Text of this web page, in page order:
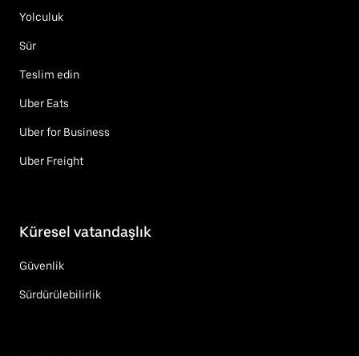
Yolculuk
Sür
Teslim edin
Uber Eats
Uber for Business
Uber Freight
Küresel vatandaşlık
Güvenlik
Sürdürülebilirlik